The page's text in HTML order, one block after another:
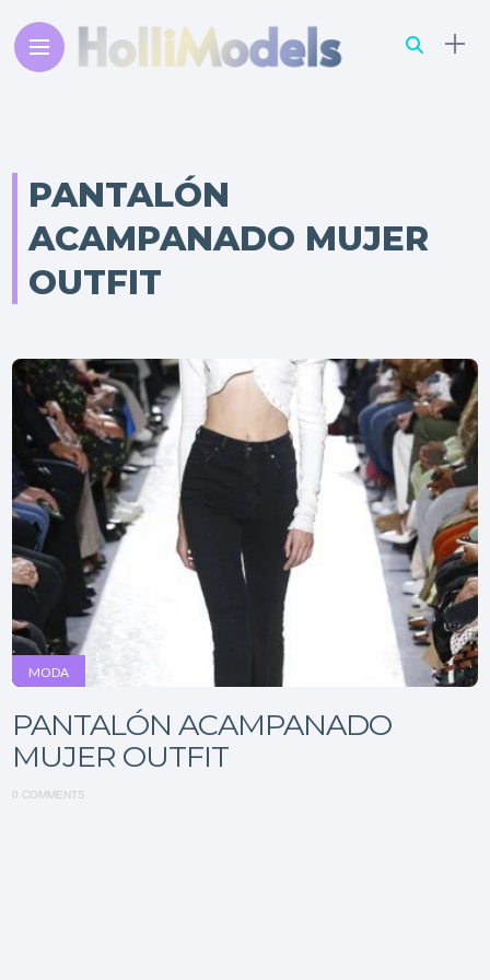
PANTALÓN
ACAMPANADO MUJER
OUTFIT
MODA
PANTALÓN ACAMPANADO
MUJER OUTFIT
0 COMMENTS